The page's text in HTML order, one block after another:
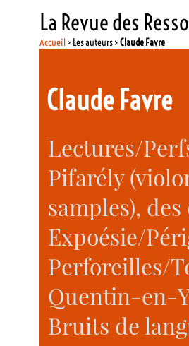
La Revue des
Accueil> Les auteurs >Claude Favre
Claude Favre
Lectures/
Pifarély
samples),
Expoésie/
Perforeilles/
Quentin-en-
Bruits de